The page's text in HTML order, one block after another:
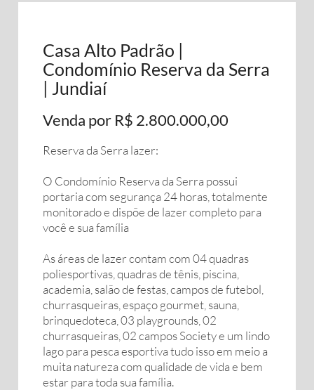
Casa Alto Padrão |
Condomínio Reserva da Serra
| Jundiaí
Venda por R$ 2.800.000,00
Reserva da Serra lazer:
O Condomínio Reserva da Serra possui
portaria com segurança 24 horas, totalmente
monitorado e dispõe de lazer completo para
você e sua família
As áreas de lazer contam com 04 quadras
poliesportivas, quadras de tênis, piscina,
academia, salão de festas, campos de futebol,
churrasqueiras, espaço gourmet, sauna,
brinquedoteca, 03 playgrounds, 02
churrasqueiras, 02 campos Society e um lindo
lago para pesca esportiva tudo isso em meio a
muita natureza com qualidade de vida e bem
estar para toda sua família.